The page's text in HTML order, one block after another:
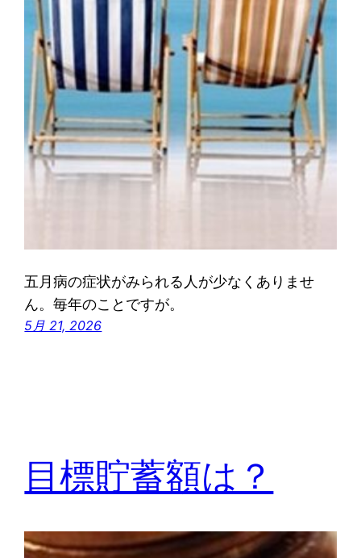
五月病の症状がみられる人が少なくありませ
ん。毎年のことですが。
5月 21, 2026
目標貯蓄額は？